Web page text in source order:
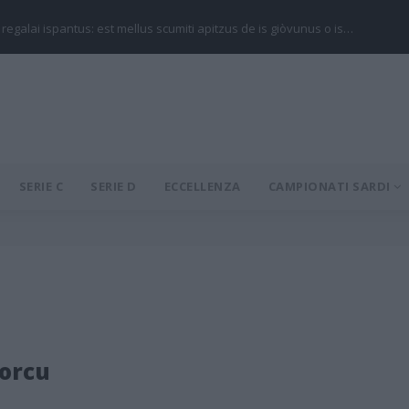
regalai ispantus: est mellus scumiti apitzus de is giòvunus o is…
SERIE C SERIE D ECCELLENZA CAMPIONATI SARDI